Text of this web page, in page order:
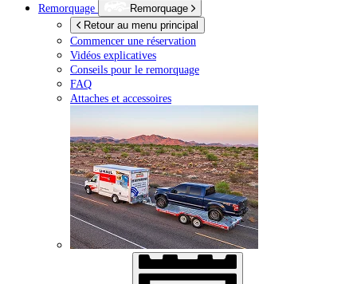
Remorquage
Remorquage
Retour au menu principal
Commencer une réservation
Vidéos explicatives
Conseils pour le remorquage
FAQ
Attaches et accessoires